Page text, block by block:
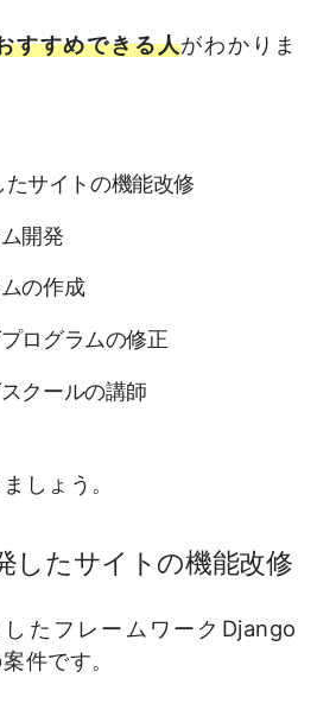
すすめできる人がわかりま
サイトの機能改修
開発
の作成
ログラムの修正
クールの講師
しょう。
したサイトの機能改修
たフレームワークDjango
件です。